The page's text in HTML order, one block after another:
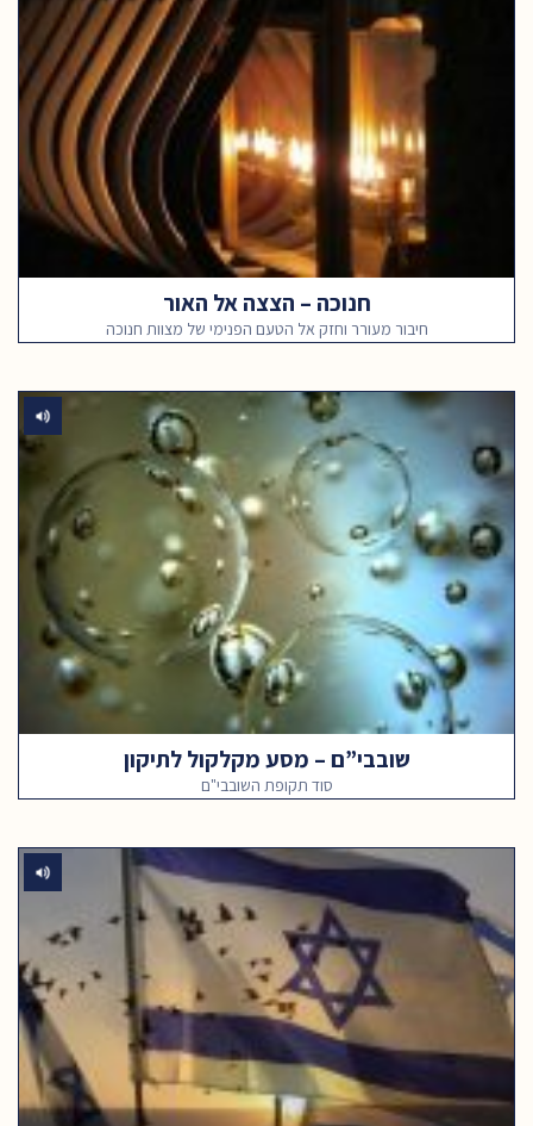
חנוכה – הצצה אל האור
חיבור מעורר וחזק אל הטעם הפנימי של מצוות חנוכה
שובבי”ם – מסע מקלקול לתיקון
סוד תקופת השובבי"ם